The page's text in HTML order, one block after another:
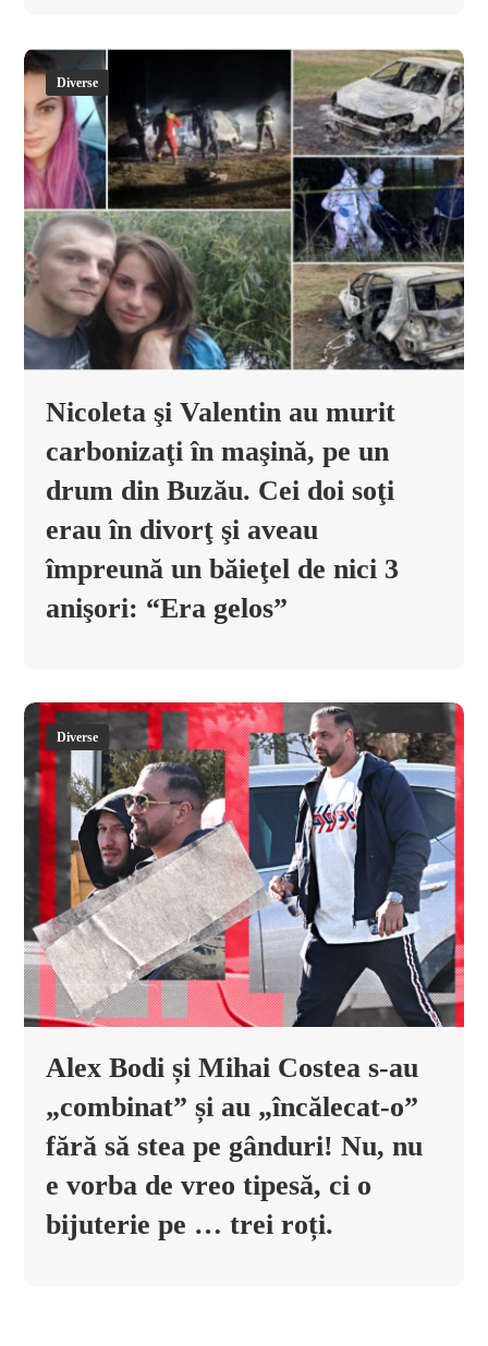
Diverse
Nicoleta şi Valentin au murit
carbonizaţi în maşină, pe un
drum din Buzău. Cei doi soţi
erau în divorţ şi aveau
împreună un băieţel de nici 3
anişori: “Era gelos”
Diverse
Alex Bodi și Mihai Costea s-au
„combinat” și au „încălecat-o”
fără să stea pe gânduri! Nu, nu
e vorba de vreo tipesă, ci o
bijuterie pe … trei roți.